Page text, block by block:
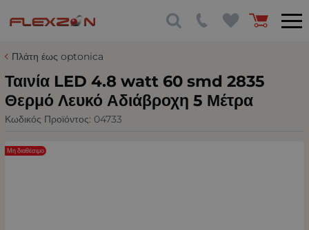
Πλάτη έως optonica
Ταινία LED 4.8 watt 60 smd 2835
Θερμό Λευκό Αδιάβροχη 5 Μέτρα
Κωδικός Προϊόντος: 04733
Μη διαθέσιμο